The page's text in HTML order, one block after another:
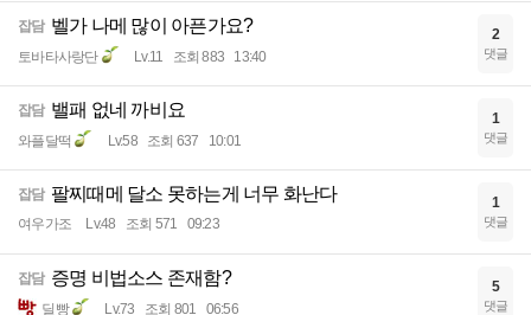
잡담 벨가 나메 많이 아픈가요?
토바타사랑단 Lv.11 조회 883 13:40
2
댓글
잡담 밸패 없네 까비요
와플달떡 Lv.58 조회 637 10:01
1
댓글
잡담 팔찌때메 달소 못하는게 너무 화난다
여우가조 Lv.48 조회 571 09:23
1
댓글
잡담 증명 비법소스 존재함?
딜빵 Lv.73 조회 801 06:56
5
댓글